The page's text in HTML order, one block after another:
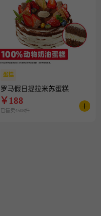
蛋糕
罗马假日提拉米苏蛋糕
￥188
已售卖4508件